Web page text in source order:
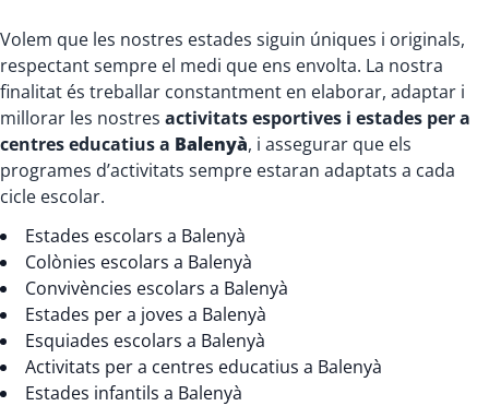
Volem que les nostres estades siguin úniques i originals,
respectant sempre el medi que ens envolta. La nostra
finalitat és treballar constantment en elaborar, adaptar i
millorar les nostres activitats esportives i estades per a
centres educatius a Balenyà, i assegurar que els
programes d’activitats sempre estaran adaptats a cada
cicle escolar.
Estades escolars a Balenyà
Colònies escolars a Balenyà
Convivències escolars a Balenyà
Estades per a joves a Balenyà
Esquiades escolars a Balenyà
Activitats per a centres educatius a Balenyà
Estades infantils a Balenyà